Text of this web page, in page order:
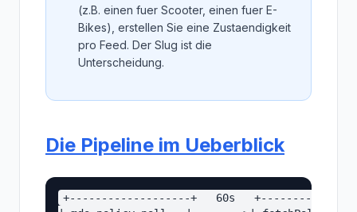
(z.B. einen fuer Scooter, einen fuer E-
Bikes), erstellen Sie eine Zustaendigkeit
pro Feed. Der Slug ist die
Unterscheidung.
Die Pipeline im Ueberblick
+-------------------+   60s